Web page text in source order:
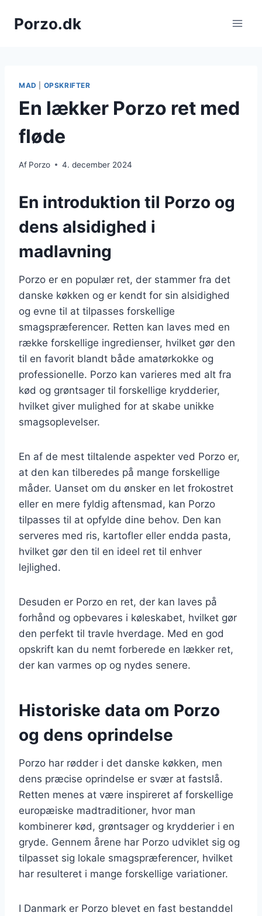
Porzo.dk
MAD OPSKRIFTER
En lækker Porzo ret med
fløde
Af Porzo 4. december 2024
En introduktion til Porzo og
dens alsidighed i
madlavning
Porzo er en populær ret, der stammer fra det
danske køkken og er kendt for sin alsidighed
og evne til at tilpasses forskellige
smagspræferencer. Retten kan laves med en
række forskellige ingredienser, hvilket gør den
til en favorit blandt både amatørkokke og
professionelle. Porzo kan varieres med alt fra
kød og grøntsager til forskellige krydderier,
hvilket giver mulighed for at skabe unikke
smagsoplevelser.
En af de mest tiltalende aspekter ved Porzo er,
at den kan tilberedes på mange forskellige
måder. Uanset om du ønsker en let frokostret
eller en mere fyldig aftensmad, kan Porzo
tilpasses til at opfylde dine behov. Den kan
serveres med ris, kartofler eller endda pasta,
hvilket gør den til en ideel ret til enhver
lejlighed.
Desuden er Porzo en ret, der kan laves på
forhånd og opbevares i køleskabet, hvilket gør
den perfekt til travle hverdage. Med en god
opskrift kan du nemt forberede en lækker ret,
der kan varmes op og nydes senere.
Historiske data om Porzo
og dens oprindelse
Porzo har rødder i det danske køkken, men
dens præcise oprindelse er svær at fastslå.
Retten menes at være inspireret af forskellige
europæiske madtraditioner, hvor man
kombinerer kød, grøntsager og krydderier i en
gryde. Gennem årene har Porzo udviklet sig og
tilpasset sig lokale smagspræferencer, hvilket
har resulteret i mange forskellige variationer.
I Danmark er Porzo blevet en fast bestanddel